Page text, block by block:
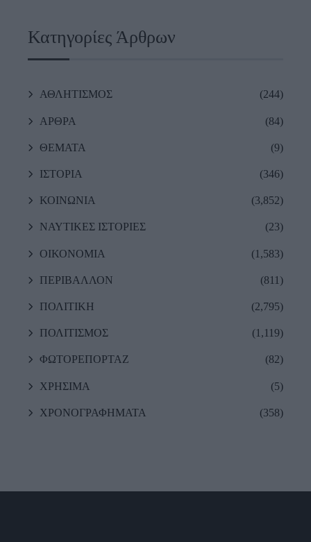
Κατηγορίες Άρθρων
ΑΘΛΗΤΙΣΜΟΣ (244)
ΑΡΘΡΑ (84)
ΘΕΜΑΤΑ (9)
ΙΣΤΟΡΙΑ (346)
ΚΟΙΝΩΝΙΑ (3,852)
ΝΑΥΤΙΚΕΣ ΙΣΤΟΡΙΕΣ (23)
ΟΙΚΟΝΟΜΙΑ (1,583)
ΠΕΡΙΒΑΛΛΟΝ (811)
ΠΟΛΙΤΙΚΗ (2,795)
ΠΟΛΙΤΙΣΜΟΣ (1,119)
ΦΩΤΟΡΕΠΟΡΤΑΖ (82)
ΧΡΗΣΙΜΑ (5)
ΧΡΟΝΟΓΡΑΦΗΜΑΤΑ (358)